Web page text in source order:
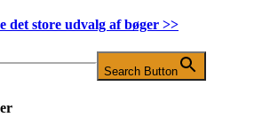
det store udvalg af bøger >>
Search Button